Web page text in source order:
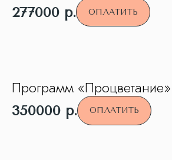
277000 р. ОПЛАТИТЬ
Программ «Процветание»
350000 р. ОПЛАТИТЬ